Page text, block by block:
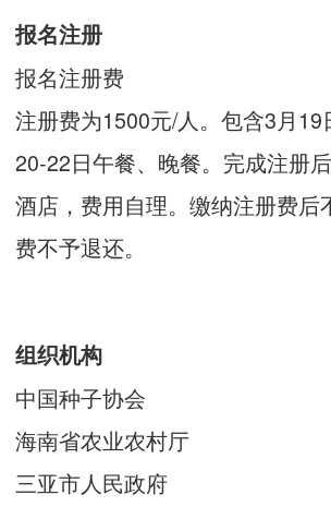
报名注册
报名注册费
注册费为1500元/人。包含3月19
20-22日午餐、晚餐。完成注册
酒店，费用自理。缴纳注册费后
费不予退还。
组织机构
中国种子协会
海南省农业农村厅
三亚市人民政府